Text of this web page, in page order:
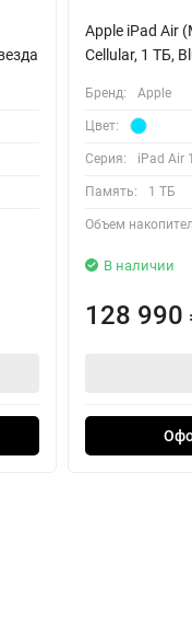
Apple iPad Air
Cellular, 1 ТБ,
Бренд: Apple
Цвет:
Серия: iPad Air
Память: 1 ТБ
Объем
В наличии
128 990